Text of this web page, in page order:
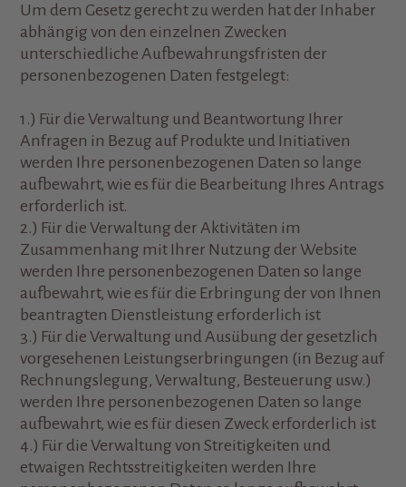
Um dem Gesetz gerecht zu werden hat der Inhaber
abhängig von den einzelnen Zwecken
unterschiedliche Aufbewahrungsfristen der
personenbezogenen Daten festgelegt:
1.) Für die Verwaltung und Beantwortung Ihrer
Anfragen in Bezug auf Produkte und Initiativen
werden Ihre personenbezogenen Daten so lange
aufbewahrt, wie es für die Bearbeitung Ihres Antrags
erforderlich ist.
2.) Für die Verwaltung der Aktivitäten im
Zusammenhang mit Ihrer Nutzung der Website
werden Ihre personenbezogenen Daten so lange
aufbewahrt, wie es für die Erbringung der von Ihnen
beantragten Dienstleistung erforderlich ist
3.) Für die Verwaltung und Ausübung der gesetzlich
vorgesehenen Leistungserbringungen (in Bezug auf
Rechnungslegung, Verwaltung, Besteuerung usw.)
werden Ihre personenbezogenen Daten so lange
aufbewahrt, wie es für diesen Zweck erforderlich ist
4.) Für die Verwaltung von Streitigkeiten und
etwaigen Rechtsstreitigkeiten werden Ihre